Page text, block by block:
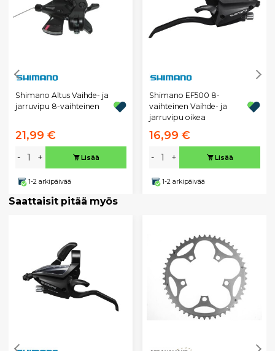
Shimano Altus Vaihde- ja
jarruvipu 8-vaihteinen
21,99 €
- + Lisää
1-2 arkipäivää
Shimano EF500 8-
vaihteinen Vaihde- ja
jarruvipu oikea
16,99 €
- + Lisää
1-2 arkipäivää
Saattaisit pitää myös